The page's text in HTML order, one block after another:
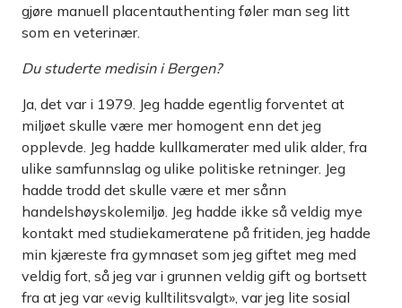
gjøre manuell placentauthenting føler man seg litt
som en veterinær.
Du studerte medisin i Bergen?
Ja, det var i 1979. Jeg hadde egentlig forventet at
miljøet skulle være mer homogent enn det jeg
opplevde. Jeg hadde kullkamerater med ulik alder, fra
ulike samfunnslag og ulike politiske retninger. Jeg
hadde trodd det skulle være et mer sånn
handelshøyskolemiljø. Jeg hadde ikke så veldig mye
kontakt med studiekameratene på fritiden, jeg hadde
min kjæreste fra gymnaset som jeg giftet meg med
veldig fort, så jeg var i grunnen veldig gift og bortsett
fra at jeg var «evig kulltilitsvalgt», var jeg lite sosial